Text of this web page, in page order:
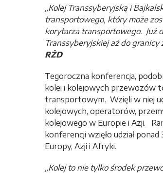
„Kolej Transsyberyjską i
transportowego, który może
korytarza transportowego. Już
Transsyberyjskiej aż do granicy
RŻD
Tegoroczna konferencja,
kolei i kolejowych przewozów
transportowym. Wzięli w niej
kolejowych, operatorów,
kolejowego w Europie i Azji.
konferencji wzięło udział
Europy, Azji i Afryki.
„Kolej to nie tylko środek